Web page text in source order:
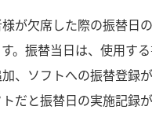
が欠席した際の振替日
。振替当日は、使用す
、ソフトへの振替登録が
だと振替日の実施記録